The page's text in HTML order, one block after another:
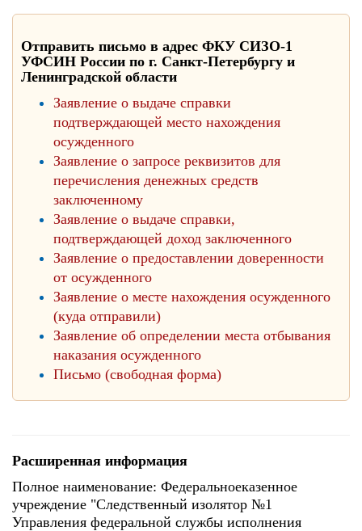
Отправить письмо в адрес ФКУ СИЗО-1
УФСИН России по г. Санкт-Петербургу и
Ленинградской области
Заявление о выдаче справки
подтверждающей место нахождения
осужденного
Заявление о запросе реквизитов для
перечисления денежных средств
заключенному
Заявление о выдаче справки,
подтверждающей доход заключенного
Заявление о предоставлении доверенности
от осужденного
Заявление о месте нахождения осужденного
(куда отправили)
Заявление об определении места отбывания
наказания осужденного
Письмо (свободная форма)
Расширенная информация
Полное наименование: Федеральноеказенное
учреждение "Следственный изолятор №1
Управления федеральной службы исполнения